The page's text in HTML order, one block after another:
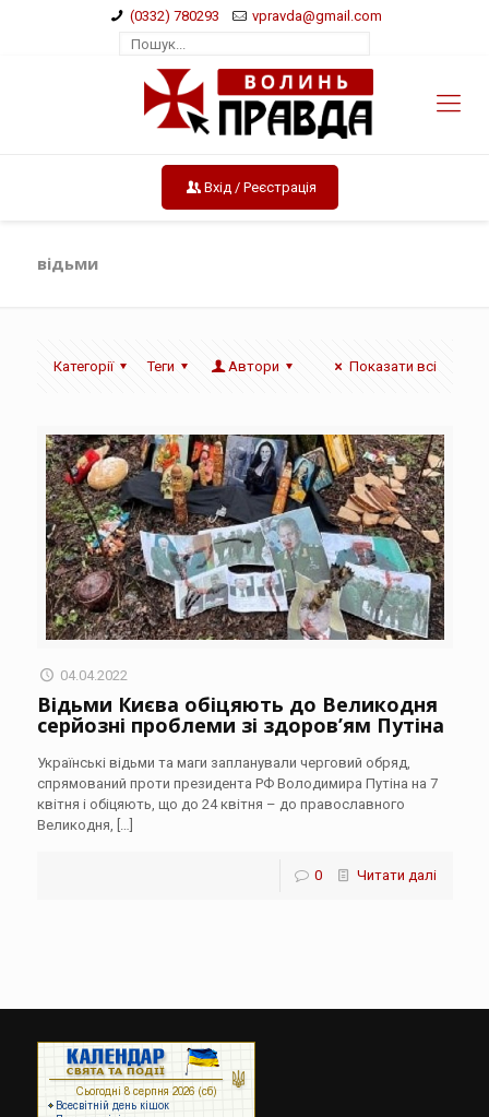
(0332) 780293 vpravda@gmail.com
Вхід / Реєстрація
відьми
Категорії Теги Автори Показати всі
04.04.2022
Відьми Києва обіцяють до Великодня
серйозні проблеми зі здоров’ям Путіна
Українські відьми та маги запланували черговий обряд,
спрямований проти президента РФ Володимира Путіна на 7
квітня і обіцяють, що до 24 квітня – до православного
Великодня, […]
0 Читати далі